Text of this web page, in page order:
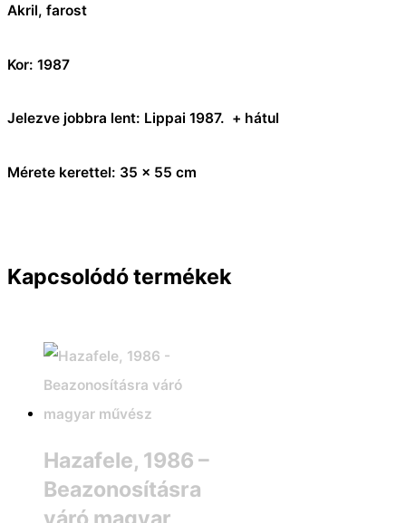
Akril, farost
Kor: 1987
Jelezve jobbra lent: Lippai 1987. + hátul
Mérete kerettel: 35 x 55 cm
Kapcsolódó termékek
Hazafele, 1986 –
Beazonosításra